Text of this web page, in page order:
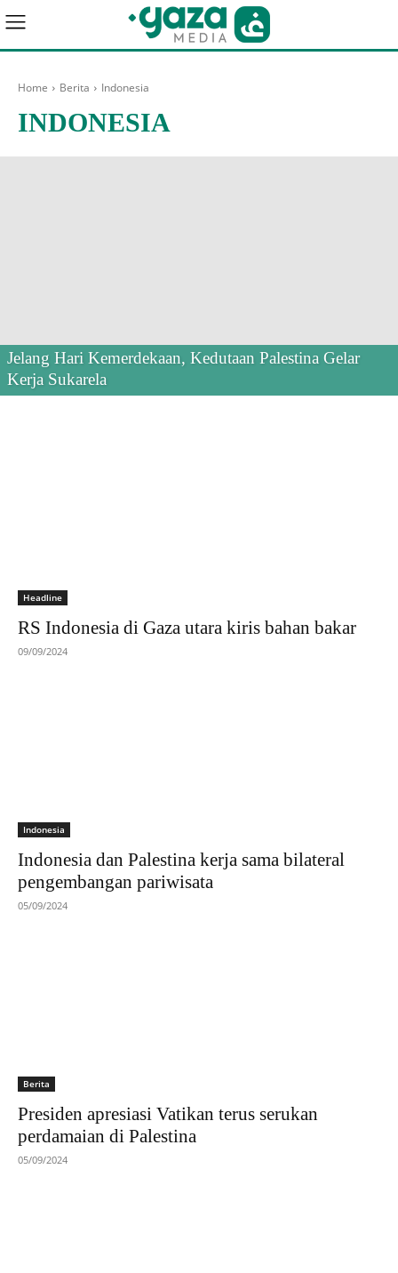
Home Berita Indonesia
INDONESIA
Jelang Hari Kemerdekaan, Kedutaan Palestina Gelar
Kerja Sukarela
Headline
RS Indonesia di Gaza utara kiris bahan bakar
09/09/2024
Indonesia
Indonesia dan Palestina kerja sama bilateral
pengembangan pariwisata
05/09/2024
Berita
Presiden apresiasi Vatikan terus serukan
perdamaian di Palestina
05/09/2024